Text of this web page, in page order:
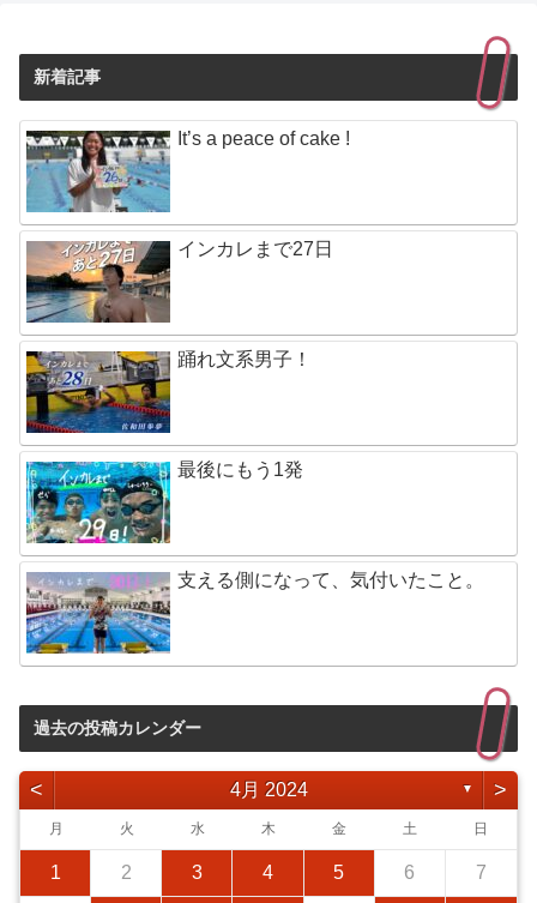
新着記事
It’s a peace of cake !
インカレまで27日
踊れ文系男子！
最後にもう1発
支える側になって、気付いたこと。
過去の投稿カレンダー
< 4月 2024 ▼ >
月 火 水 木 金 土 日
1 2 3 4 5 6 7